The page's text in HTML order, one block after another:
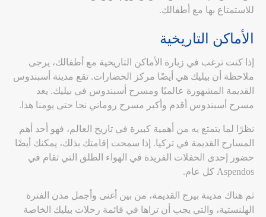
للاستمتاع بها مع أطفالك.
الأماكن التاريخية
إذا كنت ترغب في زيارة الأماكن التاريخية مع أطفالك، يرجى
ملاحظة أن بيليك هي أيضًا مركز الحضارات. تقع مدينة أسبندوس
القديمة المشهورة عالميًا ومسرح أسبندوس في بيليك. يعد
مسرح أسبندوس أقدم وأكبر مسرح روماني نجا حتى يومنا هذا.
نظرًا لما يتمتع به من أهمية كبيرة في تاريخ العالم، فهو أحد أهم
المسارح القديمة في تركيا. إذا سمحت إقامتك بذلك، يمكنك أيضًا
حضور إحدى الحفلات الفريدة في الهواء الطلق التي تقام في
Aspendos كل عام.
ثم هناك مدينة بيرج القديمة، من بين أغنى وأجمل مدن الفترة
الهلنستية، والتي يجب أن تراها في قائمة رحلات بيليك الخاصة